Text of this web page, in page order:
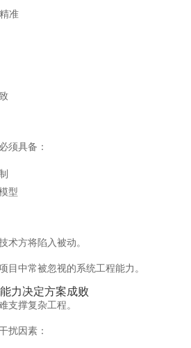
准
须具备：
型
术方将陷入被动。
目中常被忽视的系统工程能力。
力决定方案成败
支撑复杂工程。
扰因素：